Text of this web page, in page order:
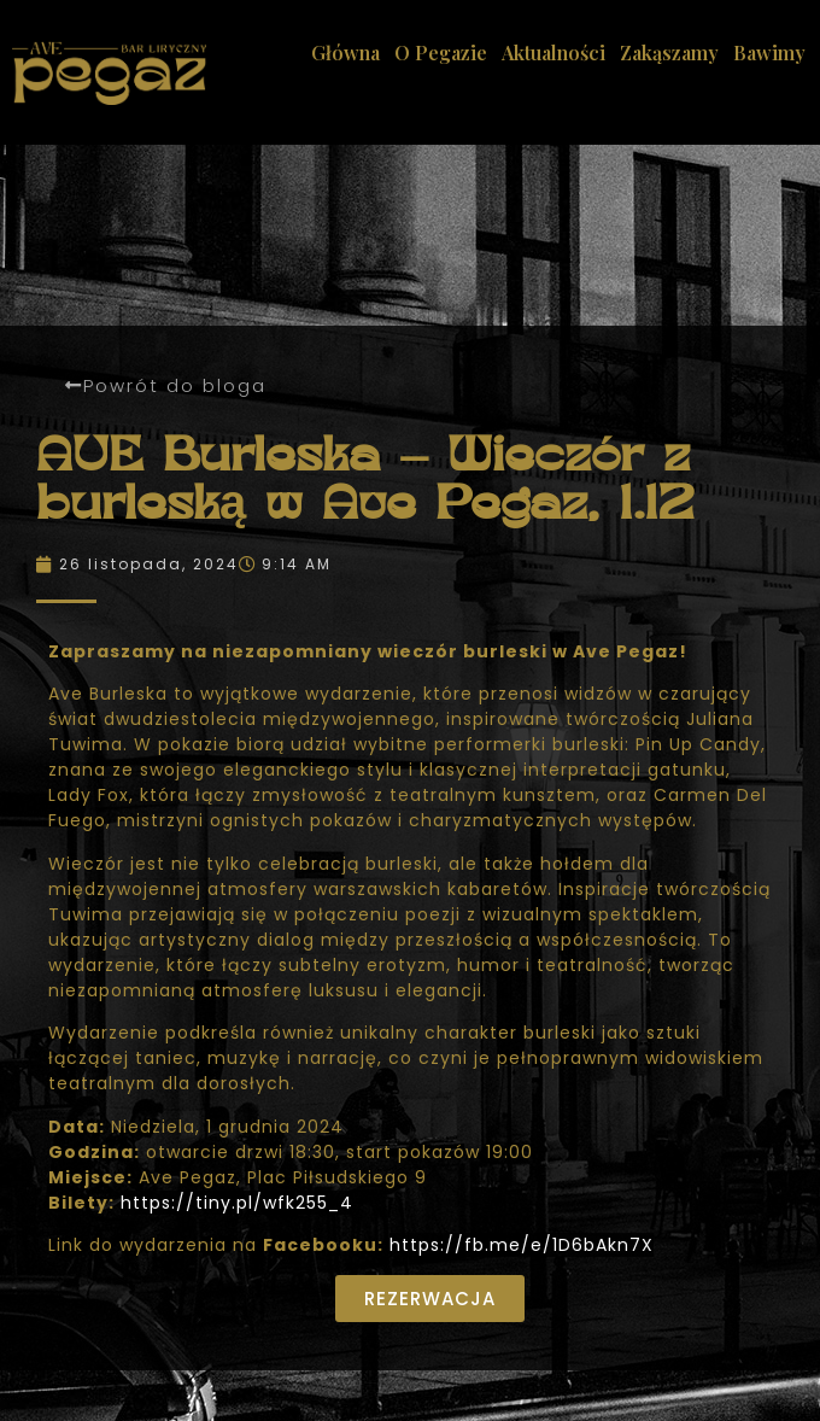
Główna O Pegazie Aktualności Zakąszamy Bawimy
Powrót do bloga
AVE Burleska – Wieczór z
burleską w Ave Pegaz, 1.12
26 listopada, 2024 9:14 AM
Zapraszamy na niezapomniany wieczór burleski w Ave Pegaz!
Ave Burleska to wyjątkowe wydarzenie, które przenosi widzów w czarujący
świat dwudziestolecia międzywojennego, inspirowane twórczością Juliana
Tuwima. W pokazie biorą udział wybitne performerki burleski: Pin Up Candy,
znana ze swojego eleganckiego stylu i klasycznej interpretacji gatunku,
Lady Fox, która łączy zmysłowość z teatralnym kunsztem, oraz Carmen Del
Fuego, mistrzyni ognistych pokazów i charyzmatycznych występów.
Wieczór jest nie tylko celebracją burleski, ale także hołdem dla
międzywojennej atmosfery warszawskich kabaretów. Inspiracje twórczością
Tuwima przejawiają się w połączeniu poezji z wizualnym spektaklem,
ukazując artystyczny dialog między przeszłością a współczesnością. To
wydarzenie, które łączy subtelny erotyzm, humor i teatralność, tworząc
niezapomnianą atmosferę luksusu i elegancji.
Wydarzenie podkreśla również unikalny charakter burleski jako sztuki
łączącej taniec, muzykę i narrację, co czyni je pełnoprawnym widowiskiem
teatralnym dla dorosłych.
Data:Niedziela, 1 grudnia 2024
Godzina: otwarcie drzwi 18:30, start pokazów 19:00
Miejsce: Ave Pegaz, Plac Piłsudskiego 9
Bilety: https://tiny.pl/wfk255_4
Link do wydarzenia na Facebooku: https://fb.me/e/1D6bAkn7X
REZERWACJA